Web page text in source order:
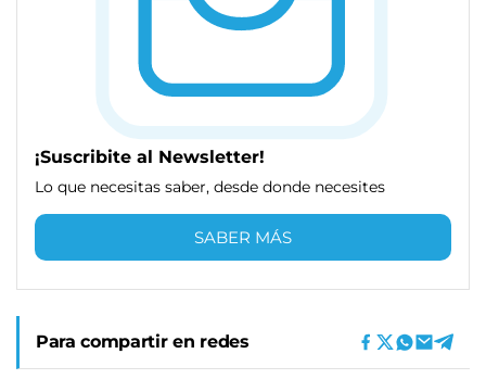
¡Suscribite al Newsletter!
Lo que necesitas saber, desde donde necesites
SABER MÁS
Para compartir en redes